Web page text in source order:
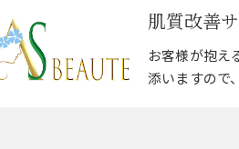
肌質改善
お客様が抱え
添いますので